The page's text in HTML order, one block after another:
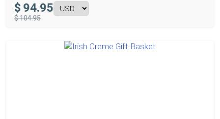
$ 94.95
$ 104.95